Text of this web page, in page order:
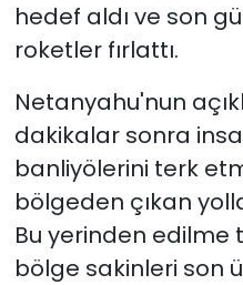
hedef aldı ve son
roketler fırlattı.
Netanyahu'nun
dakikalar sonra
banliyölerini terk
bölgeden çıkan
Bu yerinden edilme
bölge sakinleri son